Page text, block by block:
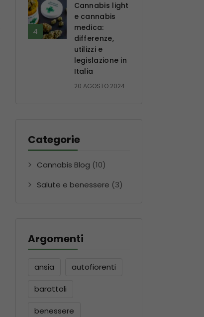
Cannabis light
e cannabis
medica:
differenze,
utilizzi e
legislazione in
Italia
20 AGOSTO 2024
Categorie
Cannabis Blog (10)
Salute e benessere (3)
Argomenti
ansia autofiorenti
barattoli
benessere